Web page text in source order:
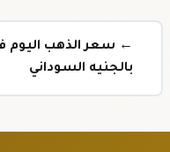
← سعر الذهب اليوم
بالجنيه السوداني